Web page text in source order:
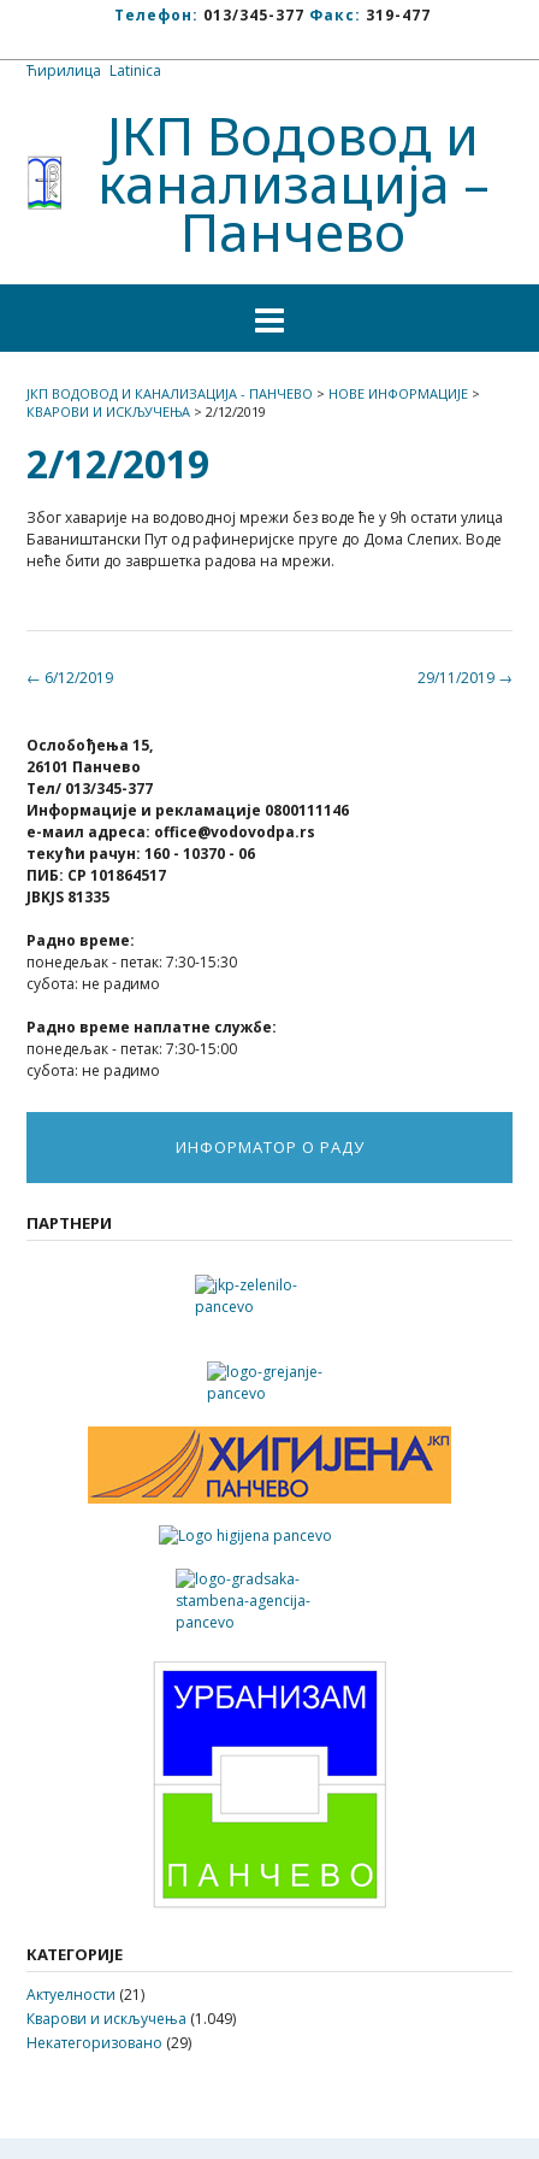
Телефон: 013/345-377 Факс: 319-477
Ћирилица Latinica
ЈКП Водовод и
канализација –
Панчево
ЈКП ВОДОВОД И КАНАЛИЗАЦИЈА - ПАНЧЕВО > НОВЕ ИНФОРМАЦИЈЕ >
КВАРОВИ И ИСКЉУЧЕЊА > 2/12/2019
2/12/2019
Због хаварије на водоводној мрежи без воде ће у 9h остати улица
Баваништански Пут од рафинеријске пруге до Дома Слепих. Воде
неће бити до завршетка радова на мрежи.
Post 29/11/2019 →
← 6/12/2019
Ослобођења 15,
26101 Панчево
Тел/ 013/345-377
Информације и рекламације 0800111146
е-маил адреса: office@vodovodpa.rs
текући рачун: 160 - 10370 - 06
ПИБ: СР 101864517
JBKJS 81335
Радно време:
понедељак - петак: 7:30-15:30
субота: не радимо
Радно време наплатне службе:
понедељак - петак: 7:30-15:00
субота: не радимо
ИНФОРМАТОР О РАДУ
ПАРТНЕРИ
КАТЕГОРИЈЕ
Актуелности (21)
Кварови и искључења (1.049)
Некатегоризовано (29)